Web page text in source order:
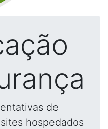
de
hospedados